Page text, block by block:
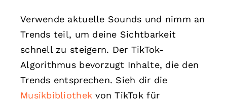
Verwende aktuelle Sounds und nimm an
Trends teil, um deine Sichtbarkeit
schnell zu steigern. Der TikTok-
Algorithmus bevorzugt Inhalte, die den
Trends entsprechen. Sieh dir die
Musikbibliothek von TikTok für